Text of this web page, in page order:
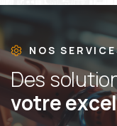
NOS
Dessolutio
votreexcel